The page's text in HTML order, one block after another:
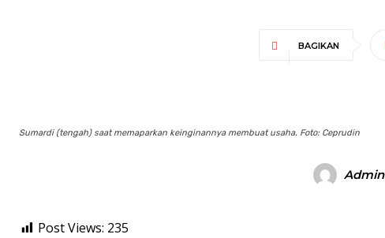
BAGIKAN
Sumardi (tengah) saat memaparkan keinginannya membuat usaha. Foto: Ceprudin
Admin
Post Views: 235